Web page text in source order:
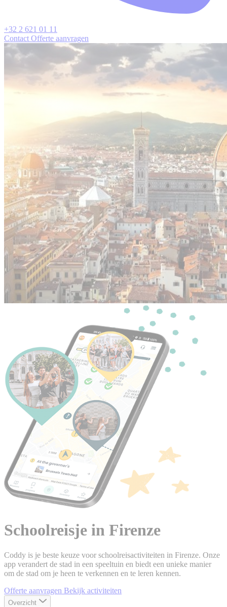
+32 2 621 01 11
Contact Offerte aanvragen
Schoolreisje in Firenze
Coddy is je beste keuze voor schoolreisactiviteiten in Firenze. Onze
app verandert de stad in een speeltuin en biedt een unieke manier
om de stad om je heen te verkennen en te leren kennen.
Offerte aanvragen Bekijk activiteiten
Overzicht